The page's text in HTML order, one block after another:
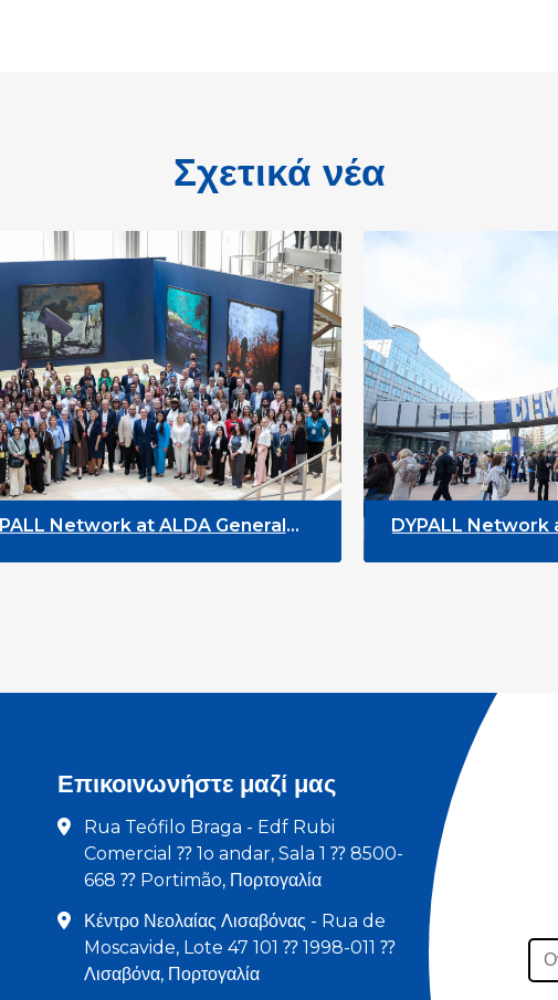
Σχετικά νέα
General
DYPALL Network at the European
Youth Week 2026
Επικοινωνήστε μαζί μας
Rua Teófilo Braga - Edf Rubi
Comercial ⁇ 1o andar, Sala 1 ⁇ 8500-
668 ⁇ Portimão, Πορτογαλία
Κέντρο Νεολαίας Λισαβόνας - Rua de
Moscavide, Lote 47 101 ⁇ 1998-011 ⁇
Λισαβόνα, Πορτογαλία